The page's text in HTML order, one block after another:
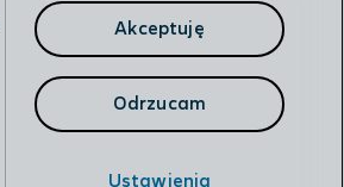
Akceptuję
Odrzucam
Ustawienia